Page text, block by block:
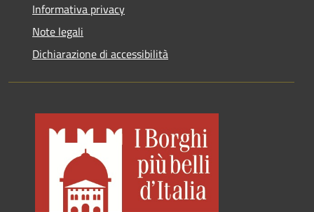
Informativa privacy
Note legali
Dichiarazione di accessibilità